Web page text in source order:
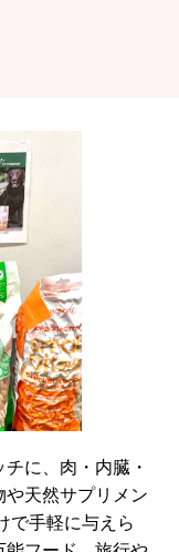
に、肉・内臓・
天然サプリメン
で手軽に与えら